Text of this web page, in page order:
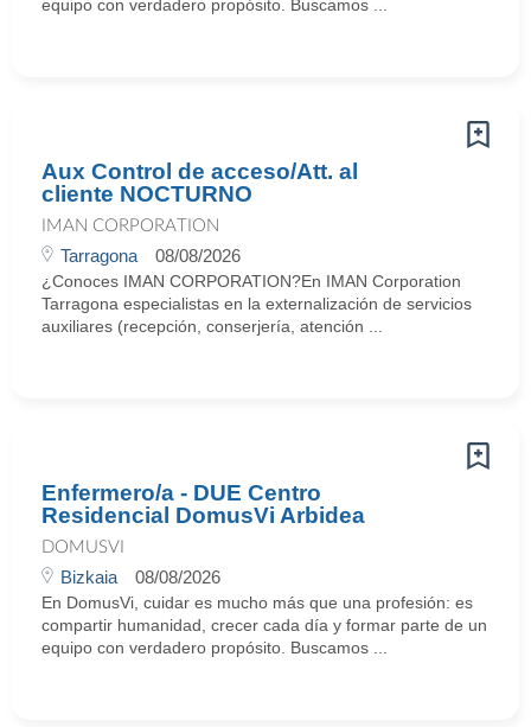
equipo con verdadero propósito. Buscamos ...
Aux Control de acceso/Att. al
cliente NOCTURNO
IMAN CORPORATION
Tarragona 08/08/2026
¿Conoces IMAN CORPORATION?En IMAN Corporation
Tarragona especialistas en la externalización de servicios
auxiliares (recepción, conserjería, atención ...
Enfermero/a - DUE Centro
Residencial DomusVi Arbidea
DOMUSVI
Bizkaia 08/08/2026
En DomusVi, cuidar es mucho más que una profesión: es
compartir humanidad, crecer cada día y formar parte de un
equipo con verdadero propósito. Buscamos ...